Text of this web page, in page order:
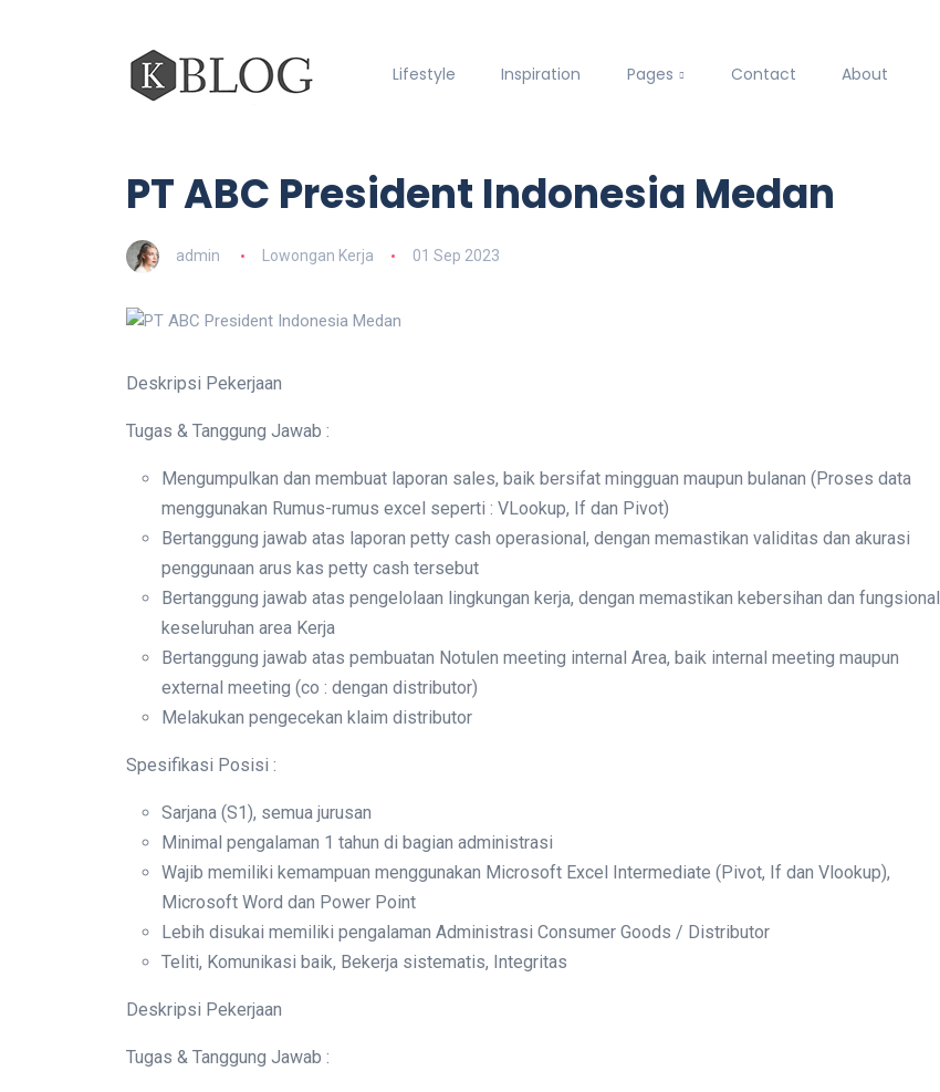
Lifestyle Inspiration Pages Contact About
PT ABC President Indonesia Medan
admin Lowongan Kerja 01 Sep 2023
Deskripsi Pekerjaan
Tugas & Tanggung Jawab :
Mengumpulkan dan membuat laporan sales, baik bersifat mingguan maupun bulanan (Proses data
menggunakan Rumus-rumus excel seperti : VLookup, If dan Pivot)
Bertanggung jawab atas laporan petty cash operasional, dengan memastikan validitas dan akurasi
penggunaan arus kas petty cash tersebut
Bertanggung jawab atas pengelolaan lingkungan kerja, dengan memastikan kebersihan dan fungsional
keseluruhan area Kerja
Bertanggung jawab atas pembuatan Notulen meeting internal Area, baik internal meeting maupun
external meeting (co : dengan distributor)
Melakukan pengecekan klaim distributor
Spesifikasi Posisi :
Sarjana (S1), semua jurusan
Minimal pengalaman 1 tahun di bagian administrasi
Wajib memiliki kemampuan menggunakan Microsoft Excel Intermediate (Pivot, If dan Vlookup),
Microsoft Word dan Power Point
Lebih disukai memiliki pengalaman Administrasi Consumer Goods / Distributor
Teliti, Komunikasi baik, Bekerja sistematis, Integritas
Deskripsi Pekerjaan
Tugas & Tanggung Jawab :